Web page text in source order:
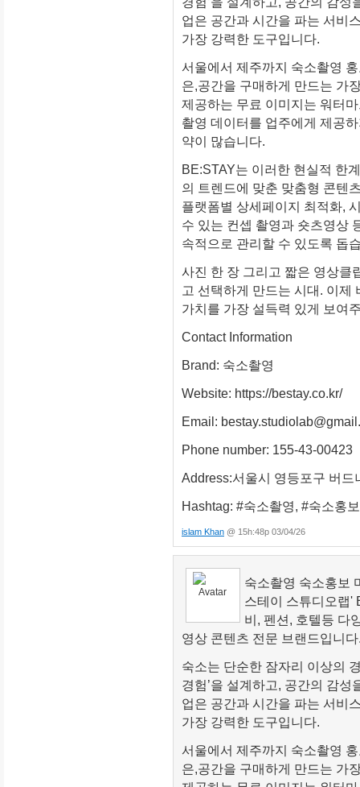
업은 공간과 시간을 파는 서비
가장 강력한 도구입니다.
서울에서 제주까지 숙소촬영
은,공간을 구매하게 만드는 가
제공하는 무료 이미지는 워터
촬영 데이터를 업주에게 제공
약이 많습니다.
BE:STAY는 이러한 현실적 한
의 트렌드에 맞춘 맞춤형 콘텐
플랫폼별 상세페이지 최적화,
수 있는 컨셉 촬영과 숏츠영상
속적으로 관리할 수 있도록 돕
사진 한 장 그리고 짧은 영상클
고 선택하게 만드는 시대. 이제
가치를 가장 설득력 있게 보여
Contact Information
Brand: 숙소촬영
Website: https://bestay.co.kr/
Email:
Phone number: 155-43-00423
Address:서울시 영등포구 버
Hashtag: #숙소촬영, #숙소홍
islam Khan @ 15h:48p 03/04/26
숙소촬영 숙소홍보
스테이 스튜디오랩'
비, 펜션, 호텔등 다
영상 콘텐츠 전문 브랜드입니
숙소는 단순한 잠자리 이상의
경험’을 설계하고, 공간의 감
업은 공간과 시간을 파는 서비
가장 강력한 도구입니다.
서울에서 제주까지 숙소촬영
은,공간을 구매하게 만드는 가